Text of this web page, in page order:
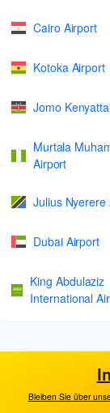
Cairo Airport
Kotoka Airport
Jomo
Murtala
Airport
Julius Nyerere
Dubai Airport
King Abdulaziz
International
Bleiben Sie über